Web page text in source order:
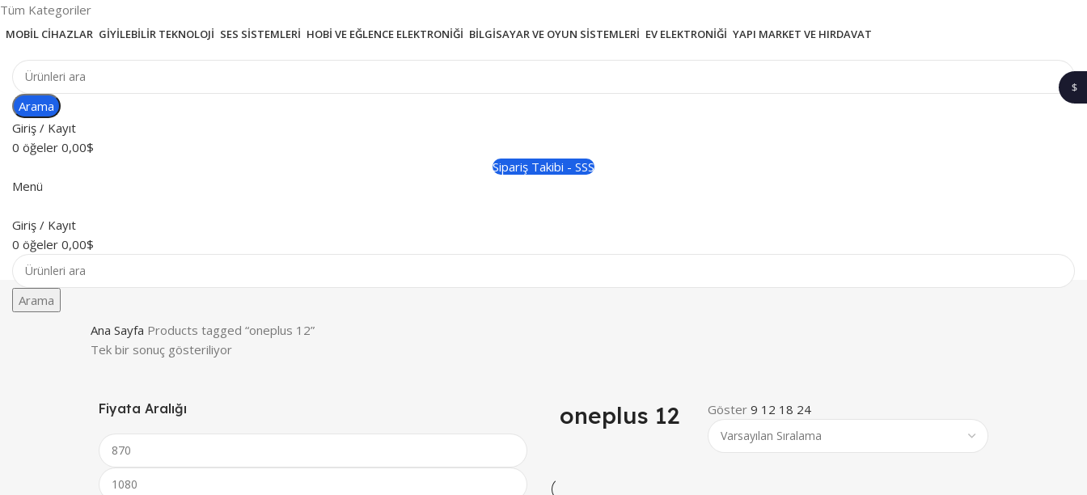
Tüm Kategoriler
MOBIL CIHAZLAR GIYILEBILIR TEKNOLOJI SES SISTEMLERI HOBI VE EĞLENCE ELEKTRONIĞI BILGISAYAR VE OYUN SISTEMLERI EV ELEKTRONIĞI YAPI MARKET VE HIRDAVAT
Arama
Giriş / Kayıt
0 öğeler 0,00$
Sipariş Takibi - SSS
Menü
Giriş / Kayıt
0 öğeler 0,00$
Arama
Ana Sayfa Products tagged “oneplus 12”
Tek bir sonuç gösteriliyor
Fiyata Aralığı oneplus 12 Göster9 12 18 24
$